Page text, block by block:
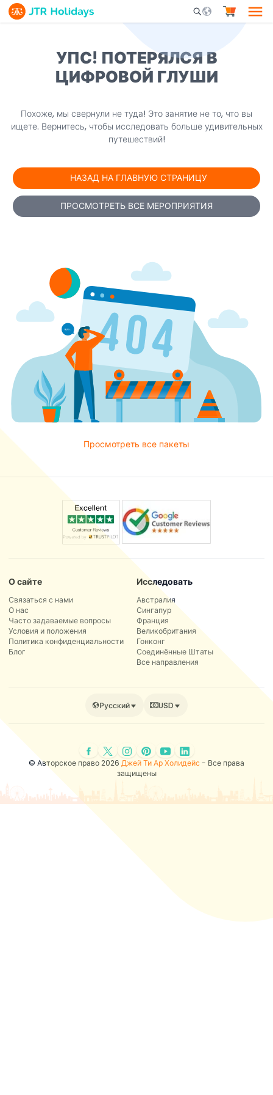
Mobile Search
УПС! ПОТЕРЯЛСЯ В
ЦИФРОВОЙ ГЛУШИ
Похоже, мы свернули не туда! Это занятие не то, что вы
ищете. Вернитесь, чтобы исследовать больше удивительных
путешествий!
НАЗАД НА ГЛАВНУЮ СТРАНИЦУ
ПРОСМОТРЕТЬ ВСЕ МЕРОПРИЯТИЯ
Просмотреть все пакеты
О сайте
Связаться с нами
О нас
Часто задаваемые вопросы
Условия и положения
Политика конфиденциальности
Блог
Исследовать
Австралия
Сингапур
Франция
Великобритания
Гонконг
Соединённые Штаты
Все направления
Русский USD
© Авторское право 2026 Джей Ти Ар Холидейс - Все права
защищены